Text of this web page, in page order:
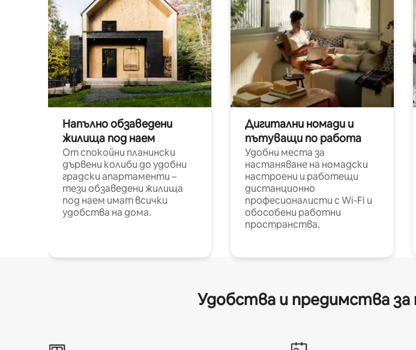
Напълно обзаведени
жилища под наем
От спокойни планински
дървени колиби до удобни
градски апартаменти –
тези обзаведени жилища
под наем имат всички
удобства на дома.
Дигитални номади и
пътуващи по работа
Удобни места за
настаняване на номадски
настроени и работещи
дистанционно
професионалисти с Wi-Fi и
обособени работни
пространства.
Удобства и предимства